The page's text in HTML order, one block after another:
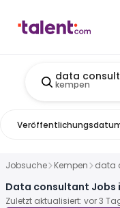
data
kempen
Jobsuche Kempen data
Data consultant Jobs
Zuletzt aktualisiert: vor 3